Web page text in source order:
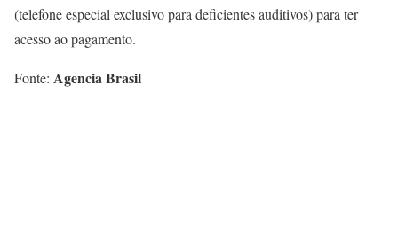
(telefone especial exclusivo para deficientes auditivos) para ter
acesso ao pagamento.
Fonte: Agencia Brasil